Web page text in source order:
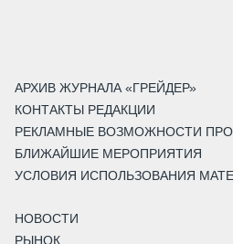
АРХИВ ЖУРНАЛА «ГРЕЙДЕР»
КОНТАКТЫ РЕДАКЦИИ
РЕКЛАМНЫЕ ВОЗМОЖНОСТИ
БЛИЖАЙШИЕ МЕРОПРИЯТИЯ
УСЛОВИЯ ИСПОЛЬЗОВАНИЯ
НОВОСТИ
РЫНОК